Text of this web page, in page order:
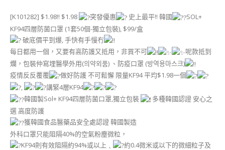
[K101282] $1.98!! $1.98 突發優惠 史上最平!! 韓國
SOL+
KF94四層防菌口罩 (1套50個-獨立包裝), $99/盒
破底價平到爆, 手快有手慢冇
每日都用一個，又要有高防護又抵用，非買不可
呢款抵到
爛，包裝仲寫埋醫學外用(의약외품) 、防疫口罩 (방역용마스크)
疫情反反覆覆
做好防護 不可鬆懈 限量KF94 平均$1.98一個
,
講緊4層KF94
韓國製Sol+ KF94四層防菌口罩,獨立包裝
多種韓國認證 安心之
選 高度防護
獲韓國食品醫藥品安全處認證 韓國製造
外科口罩只能阻隔40%的空氣粉塵微粒，
KF94則有效阻隔約94%或以上﹑
約0.4微米或以下的微細粒子及